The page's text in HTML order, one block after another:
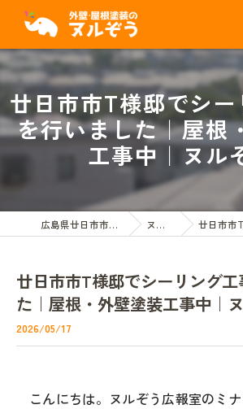
廿日市市T様邸でシ
を行いました｜屋根
工事中｜ヌル
広島県廿日市市の屋根外壁塗装ならヌルぞう ヌルぞうBLOG 廿日市市T様邸でシーリ
廿日市市T様邸でシーリング工
た｜屋根・外壁塗装工事中｜
2026/05/17
こんにちは。ヌルぞう広報室のミ